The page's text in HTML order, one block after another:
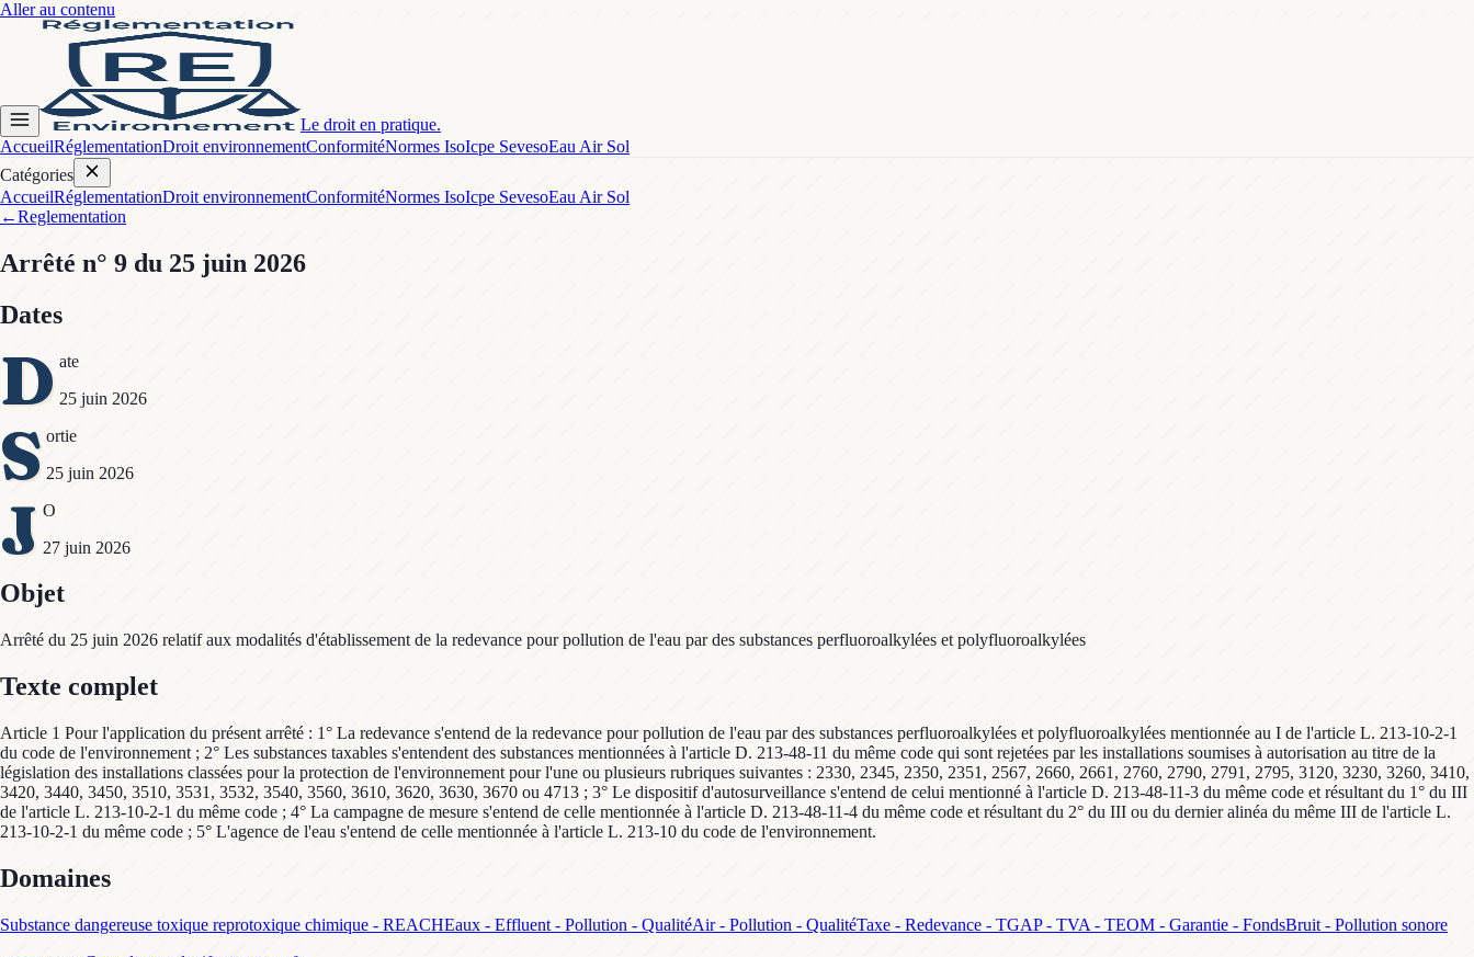
Aller au contenu
Le droit en pratique.
AccueilRéglementationDroit environnementConformitéNormes IsoIcpe SevesoEau Air Sol
Catégories
AccueilRéglementationDroit environnementConformitéNormes IsoIcpe SevesoEau Air Sol
←Reglementation
Arrêté n° 9 du 25 juin 2026
Dates
D ate
25 juin 2026
S ortie
25 juin 2026
J O
27 juin 2026
Objet
Arrêté du 25 juin 2026 relatif aux modalités d'établissement de la redevance pour pollution de l'eau par des substances perfluoroalkylées et polyfluoroalkylées
Texte complet
Article 1 Pour l'application du présent arrêté : 1° La redevance s'entend de la redevance pour pollution de l'eau par des substances perfluoroalkylées et polyfluoroalkylées mentionnée au I de l'article L. 213-10-2-1
du code de l'environnement ; 2° Les substances taxables s'entendent des substances mentionnées à l'article D. 213-48-11 du même code qui sont rejetées par les installations soumises à autorisation au titre de la
législation des installations classées pour la protection de l'environnement pour l'une ou plusieurs rubriques suivantes : 2330, 2345, 2350, 2351, 2567, 2660, 2661, 2760, 2790, 2791, 2795, 3120, 3230, 3260, 3410,
3420, 3440, 3450, 3510, 3531, 3532, 3540, 3560, 3610, 3620, 3630, 3670 ou 4713 ; 3° Le dispositif d'autosurveillance s'entend de celui mentionné à l'article D. 213-48-11-3 du même code et résultant du 1° du III
de l'article L. 213-10-2-1 du même code ; 4° La campagne de mesure s'entend de celle mentionnée à l'article D. 213-48-11-4 du même code et résultant du 2° du III ou du dernier alinéa du même III de l'article L.
213-10-2-1 du même code ; 5° L'agence de l'eau s'entend de celle mentionnée à l'article L. 213-10 du code de l'environnement.
Domaines
Substance dangereuse toxique reprotoxique chimique - REACHEaux - Effluent - Pollution - QualitéAir - Pollution - QualitéTaxe - Redevance - TGAP - TVA - TEOM - Garantie - FondsBruit - Pollution sonore